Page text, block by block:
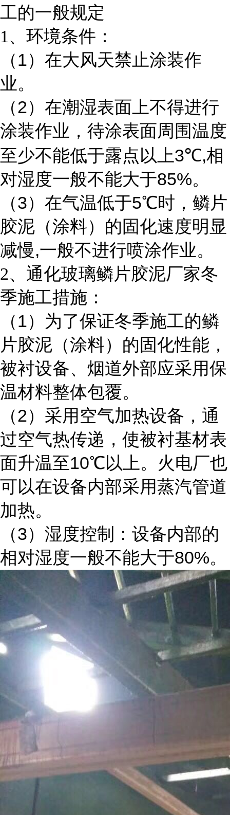
工的一般规定
1、环境条件：
（1）在大风天禁止涂装作
业。
（2）在潮湿表面上不得进行
涂装作业，待涂表面周围温度
至少不能低于露点以上3℃,相
对湿度一般不能大于85%。
（3）在气温低于5℃时，鳞片
胶泥（涂料）的固化速度明显
减慢,一般不进行喷涂作业。
2、通化玻璃鳞片胶泥厂家冬
季施工措施：
（1）为了保证冬季施工的鳞
片胶泥（涂料）的固化性能，
被衬设备、烟道外部应采用保
温材料整体包覆。
（2）采用空气加热设备，通
过空气热传递，使被衬基材表
面升温至10℃以上。火电厂也
可以在设备内部采用蒸汽管道
加热。
（3）湿度控制：设备内部的
相对湿度一般不能大于80%。